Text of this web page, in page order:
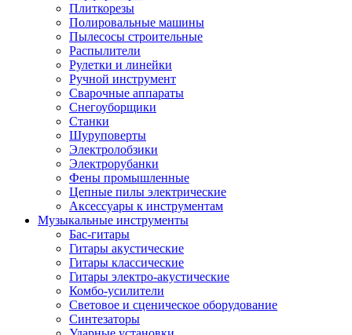
Плиткорезы
Полировальные машины
Пылесосы строительные
Распылители
Рулетки и линейки
Ручной инструмент
Сварочные аппараты
Снегоуборщики
Станки
Шуруповерты
Электролобзики
Электрорубанки
Фены промышленные
Цепные пилы электрические
Аксессуары к инструментам
Музыкальные инструменты
Бас-гитары
Гитары акустические
Гитары классические
Гитары электро-акустические
Комбо-усилители
Световое и сценическое оборудование
Синтезаторы